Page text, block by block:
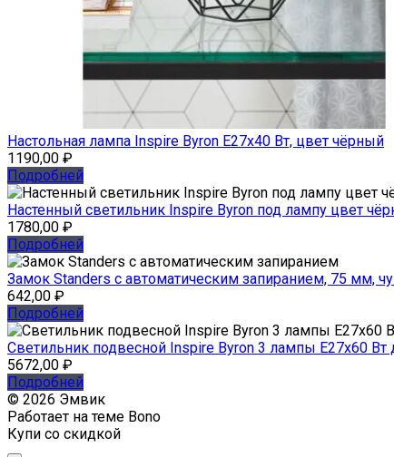
Настольная лампа Inspire Byron E27x40 Вт, цвет чёрный
1190,00 ₽
Подробней
Настенный светильник Inspire Byron под лампу цвет
1780,00 ₽
Подробней
Замок Standers с автоматическим запиранием, 75 мм,
642,00 ₽
Подробней
Светильник подвесной Inspire Byron 3 лампы E27x60
5672,00 ₽
Подробней
© 2026 Эмвик
Работает на теме Bono
Купи со скидкой